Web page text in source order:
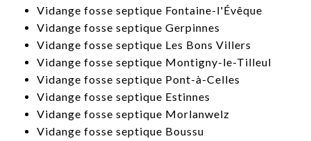
​Vidange fosse septique Fontaine-l'Évêque
Vidange fosse septique Gerpinnes
​Vidange fosse septique Les Bons Villers
​Vidange fosse septique Montigny-le-Tilleul
Vidange fosse septique Pont-à-Celles
​Vidange fosse septique Estinnes
​Vidange fosse septique Morlanwelz
​Vidange fosse septique Boussu